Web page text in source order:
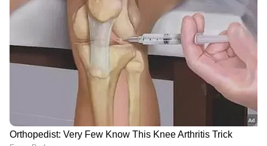
RECOMMENDED STORIES